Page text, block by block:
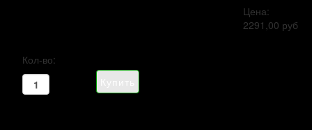
Цена:
2291,00 руб
Кол-во: